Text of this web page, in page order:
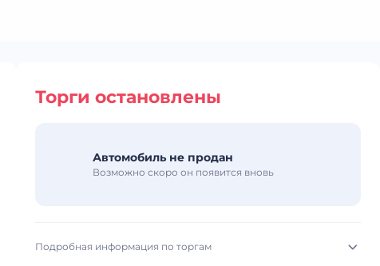
Торги остановлены
Автомобиль не продан
Возможно скоро он появится вновь
Подробная информация по торгам